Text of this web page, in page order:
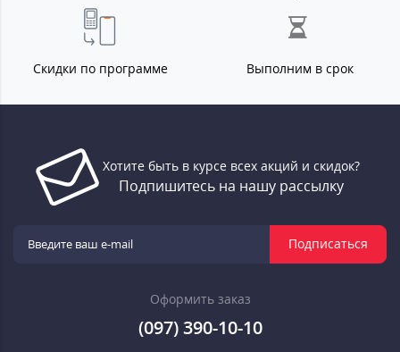
Скидки по программе Выполним в срок
Хотите быть в курсе всех акций и скидок?
Подпишитесь на нашу рассылку
Подписаться
Оформить заказ
(097) 390-10-10